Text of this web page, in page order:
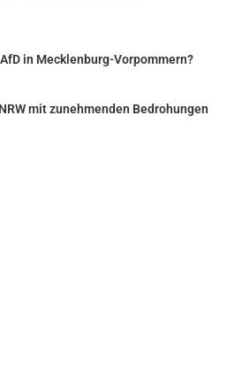
in Mecklenburg-Vorpommern?
mit zunehmenden Bedrohungen